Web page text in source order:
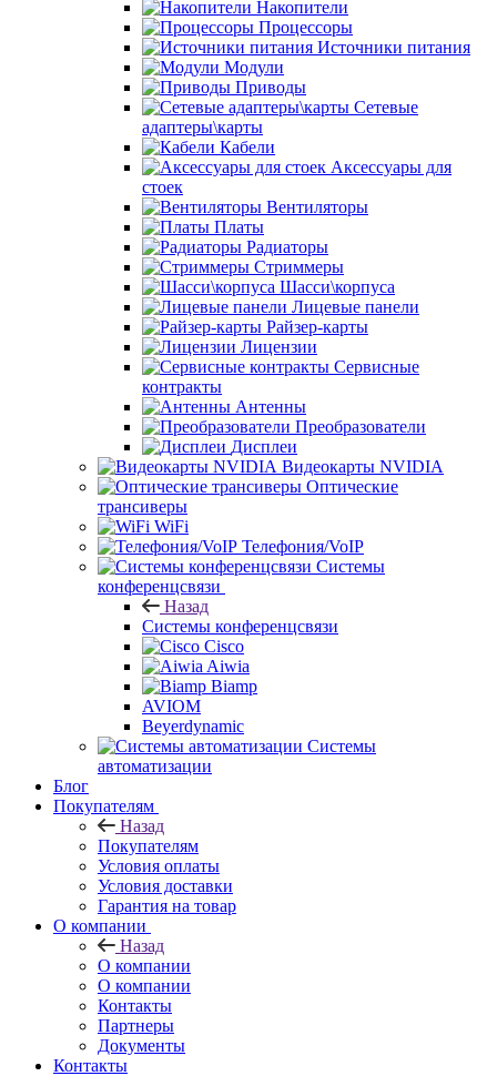
Накопители
Процессоры
Источники питания
Модули
Приводы
Сетевые
адаптеры\карты
Кабели
Аксессуары для
стоек
Вентиляторы
Платы
Радиаторы
Стриммеры
Шасси\корпуса
Лицевые панели
Райзер-карты
Лицензии
Сервисные
контракты
Антенны
Преобразователи
Дисплеи
Видеокарты NVIDIA
Оптические
трансиверы
WiFi
Телефония/VoIP
Системы
конференцсвязи
Назад
Системы конференцсвязи
Cisco
Aiwia
Biamp
AVIOM
Beyerdynamic
Системы
автоматизации
Блог
Покупателям
Назад
Покупателям
Условия оплаты
Условия доставки
Гарантия на товар
О компании
Назад
О компании
О компании
Контакты
Партнеры
Документы
Контакты